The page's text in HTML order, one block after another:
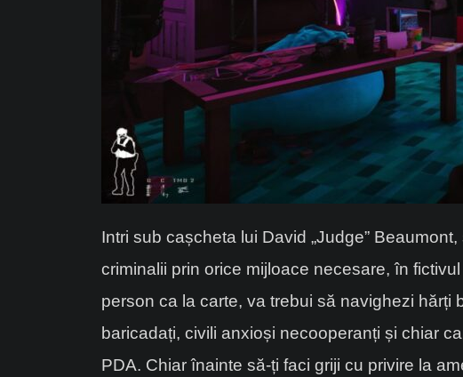
Intri sub cașcheta lui David „Judge”
criminalii prin orice mijloace necesare, în
person ca la carte, va trebui să navighezi
baricadați, civili anxioși necooperanți și chiar
PDA. Chiar înainte să-ți faci griji cu privire la